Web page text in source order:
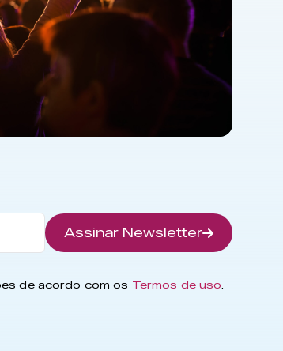
Assinar Newsletter
de acordo com os Termos de uso